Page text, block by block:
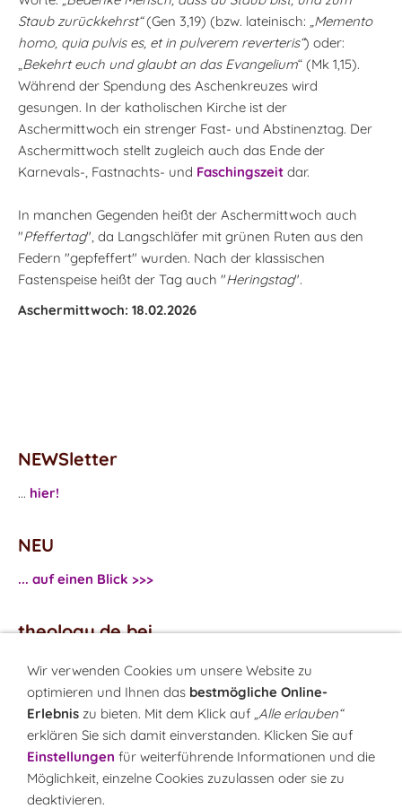
Staub zurückkehrst“(Gen 3,19) (bzw. lateinisch: „Memento
homo, quia pulvis es, et in pulverem reverteris“) oder:
„Bekehrt euch und glaubt an das Evangelium“ (Mk 1,15).
Während der Spendung des Aschenkreuzes wird
gesungen. In der katholischen Kirche ist der
Aschermittwoch ein strenger Fast- und Abstinenztag. Der
Aschermittwoch stellt zugleich auch das Ende der
Karnevals-, Fastnachts- und Faschingszeit dar.
In manchen Gegenden heißt der Aschermittwoch auch
"Pfeffertag", da Langschläfer mit grünen Ruten aus den
Federn "gepfeffert" wurden. Nach der klassischen
Fastenspeise heißt der Tag auch "Heringstag".
Aschermittwoch: 18.02.2026
NEWSletter
... hier!
NEU
... auf einen Blick >>>
theology.de bei
...Facebook
...Twitter
Monatsrätsel
Rätseln & Gewinnen!
Wir verwenden Cookies um unsere Website zu
optimieren und Ihnen das bestmögliche Online-
Erlebnis zu bieten. Mit dem Klick auf „Alle erlauben“
erklären Sie sich damit einverstanden. Klicken Sie auf
Einstellungen für weiterführende Informationen und die
Möglichkeit, einzelne Cookies zuzulassen oder sie zu
deaktivieren.